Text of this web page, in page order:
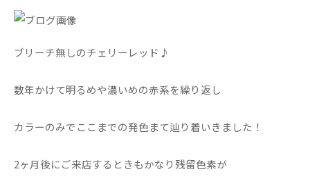
ブリーチ無しのチェリーレッド♪
数年かけて明るめや濃いめの赤系を繰り返し
カラーのみでここまでの発色まて辿り着いきました！
2ヶ月後にご来店するときもかなり残留色素が